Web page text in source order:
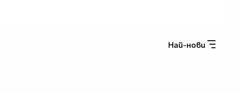
Най-нови